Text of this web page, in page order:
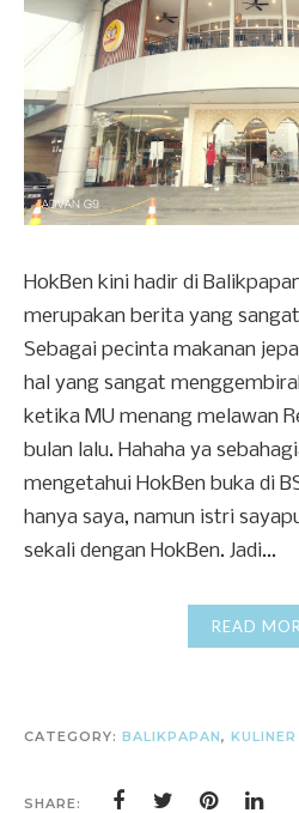
HokBen kini hadir di
merupakan berita yang
Sebagai pecinta makanan
hal yang sangat
ketika MU menang melawan
bulan lalu. Hahaha ya
mengetahui HokBen buka di
hanya saya, namun istri
sekali dengan HokBen. Jadi...
READ
CATEGORY: BALIKPAPAN, KULINER
SHARE: